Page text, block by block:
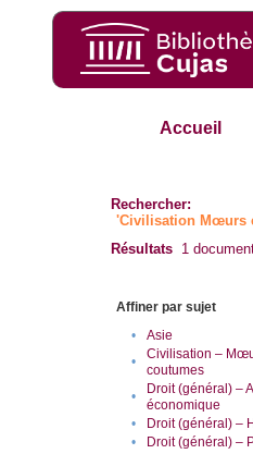
Accueil
Rechercher:
'Civilisation Mœurs
Résultats 1
Affiner par sujet
•
Asie
•
Civilisation –
coutumes
•
Droit (général) –
économique
• Droit (général) –
•
Droit (général) –